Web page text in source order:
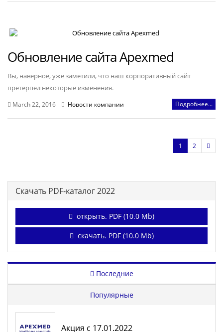
Обновление сайта Apexmed
Вы, наверное, уже заметили, что наш корпоративный сайт
претерпел некоторые изменения.
March 22, 2016 Новости компании Подробнее...
1 2
Скачать PDF-каталог 2022
открыть. PDF (10.0 Mb)
скачать. PDF (10.0 Mb)
Последние
Популярные
Акция с 17.01.2022